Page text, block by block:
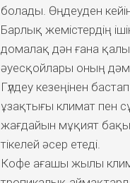
болады. Өңдеуден
Барлық жемістердің
домалақ дән ғана
әуесқойлары оның
Гүлдеу кезеңінен
ұзақтығы климат пен
жағдайын мұқият
тікелей әсер етеді.
Кофе ағашы жылы